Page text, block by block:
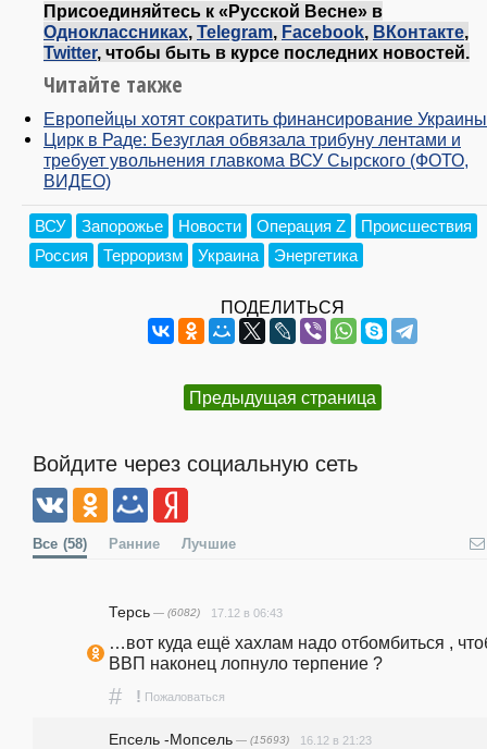
Присоединяйтесь к «Русской Весне» в
Одноклассниках, Telegram, Facebook, ВКонтакте,
Twitter, чтобы быть в курсе последних новостей.
Читайте также
Европейцы хотят сократить финансирование Украины
Цирк в Раде: Безуглая обвязала трибуну лентами и
требует увольнения главкома ВСУ Сырского (ФОТО,
ВИДЕО)
ВСУ Запорожье Новости Операция Z
Происшествия
Россия
Терроризм Украина Энергетика
ПОДЕЛИТЬСЯ
Предыдущая страница
Войдите через социальную сеть
Все (58) Ранние Лучшие
Терсь — (6082) 17.12 в 06:43
…вот куда ещё хахлам надо отбомбиться ,
ВВП наконец лопнуло терпение ?
# ! Пожаловаться
Епсель -Мопсель — (15693) 16.12 в 21:23